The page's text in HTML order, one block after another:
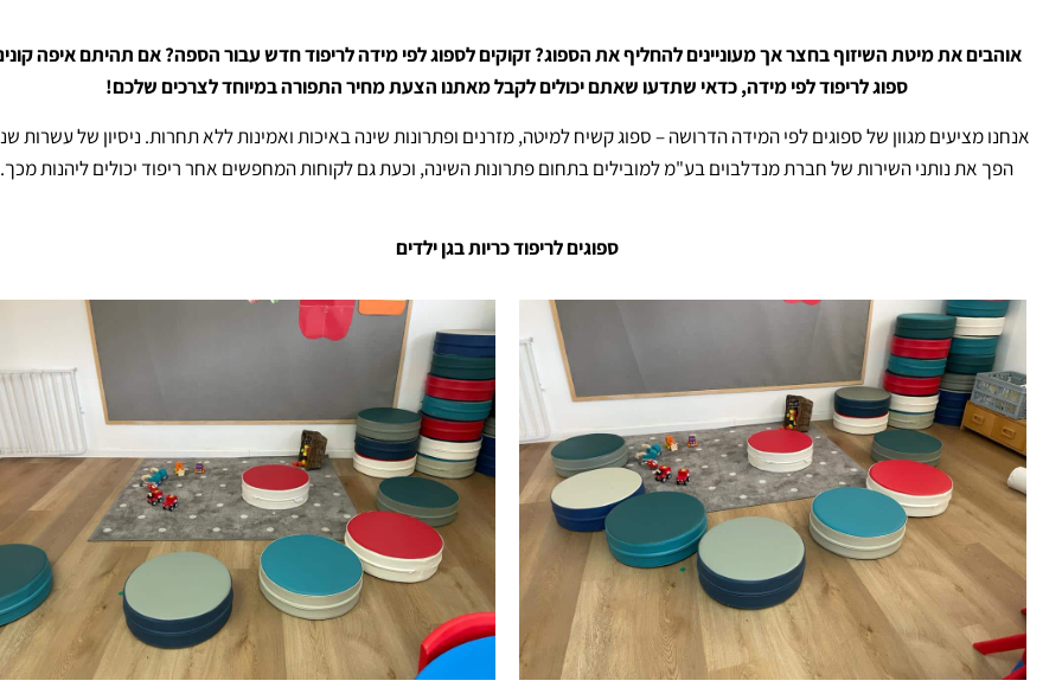
אוהבים את מיטת השיזוף בחצר אך מעוניינים להחליף את הספוג? זקוקים לספוג לפי מידה לריפוד חדש עבור הספה? אם תהיתם איפה
ספוג לריפוד לפי מידה, כדאי שתדעו שאתם יכולים לקבל מאתנו הצעת מחיר התפורה במיוחד לצרכים שלכם!
אנחנו מציעים מגוון של ספוגים לפי המידה הדרושה – ספוג קשיח למיטה, מזרנים ופתרונות שינה באיכות ואמינות ללא תחרות. ניסיון של עשרות
הפך את נותני השירות של חברת מנדלבוים בע"מ למובילים בתחום פתרונות השינה, וכעת גם לקוחות המחפשים אחר ריפוד יכולים ליהנות מכך.
ספוגים לריפוד כריות בגן ילדים